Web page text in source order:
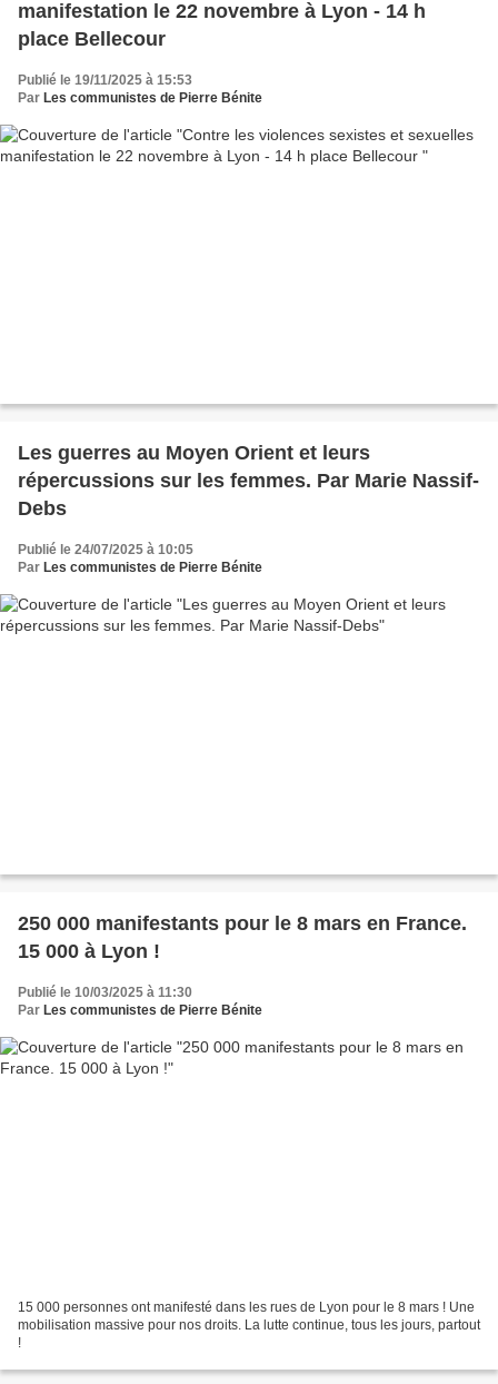
manifestation le 22 novembre à Lyon - 14 h
place Bellecour
Publié le 19/11/2025 à 15:53
Par Les communistes de Pierre Bénite
Les guerres au Moyen Orient et leurs
répercussions sur les femmes. Par Marie Nassif-
Debs
Publié le 24/07/2025 à 10:05
Par Les communistes de Pierre Bénite
250 000 manifestants pour le 8 mars en France.
15 000 à Lyon !
Publié le 10/03/2025 à 11:30
Par Les communistes de Pierre Bénite
15 000 personnes ont manifesté dans les rues de Lyon pour le 8 mars ! Une
mobilisation massive pour nos droits. La lutte continue, tous les jours, partout
!